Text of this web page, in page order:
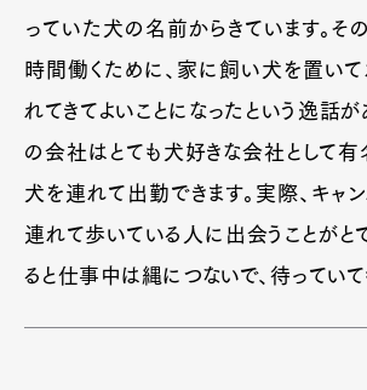
っていた犬の名前からきています。
時間働くために、家に飼い犬を置い
れてきてよいことになったという逸話が
の会社はとても犬好きな会社として有
犬を連れて出勤できます。実際、キャ
連れて歩いている人に出会うことがと
ると仕事中は縄につないで、待っていて